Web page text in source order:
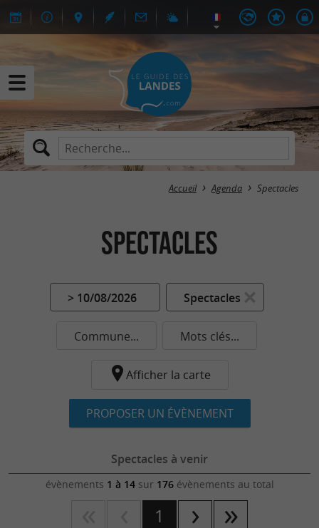
Accueil Agenda Spectacles
Spectacles
> 10/08/2026 Spectacles
Commune... Mots clés...
Afficher la carte
PROPOSER UN ÉVÈNEMENT
Spectacles à venir
évènements 1 à 14sur 176évènements au total
1